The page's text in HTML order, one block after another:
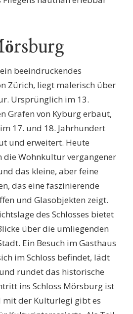
beeindruckendes
Zürich, liegt malerisch über
Ursprünglich im 13.
Grafen von Kyburg erbaut,
17. und 18. Jahrhundert
und erweitert. Heute
die Wohnkultur vergangener
das kleine, aber feine
das eine faszinierende
und Glasobjekten zeigt.
des Schlosses bietet
über die umliegenden
Ein Besuch im Gasthaus
im Schloss befindet, lädt
rundet das historische
ins Schloss Mörsburg ist
der Kulturlegi gibt es